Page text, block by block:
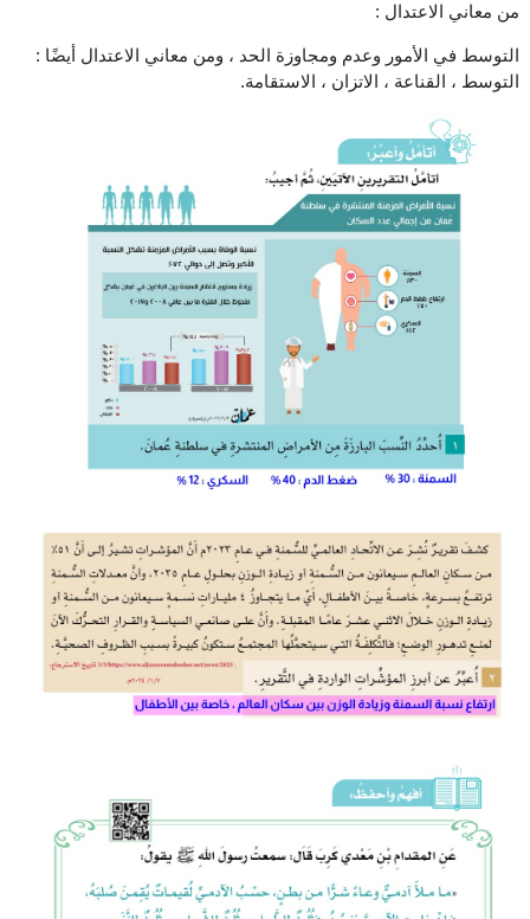
من معاني الاعتدال :
التوسط في الأمور وعدم ومجاوزة الحد ، ومن معاني الاعتدال أيضًا :
التوسط ، القناعة ، الاتزان ، الاستقامة.